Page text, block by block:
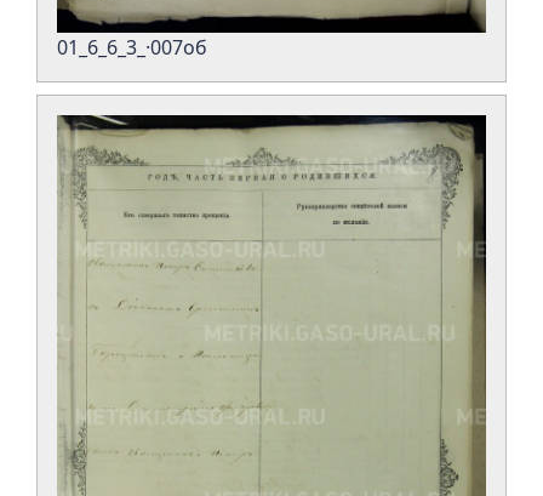
01_6_6_3_·007об